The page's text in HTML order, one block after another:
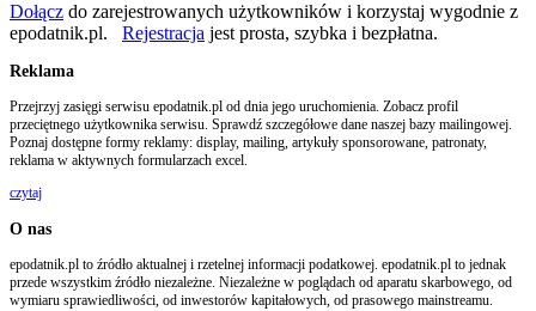
Dołącz do zarejestrowanych użytkowników i korzystaj wygodnie z
epodatnik.pl. Rejestracja jest prosta, szybka i bezpłatna.
Reklama
Przejrzyj zasięgi serwisu epodatnik.pl od dnia jego uruchomienia. Zobacz profil
przeciętnego użytkownika serwisu. Sprawdź szczegółowe dane naszej bazy mailingowej.
Poznaj dostępne formy reklamy: display, mailing, artykuły sponsorowane, patronaty,
reklama w aktywnych formularzach excel.
czytaj
O nas
epodatnik.pl to źródło aktualnej i rzetelnej informacji podatkowej. epodatnik.pl to jednak
przede wszystkim źródło niezależne. Niezależne w poglądach od aparatu skarbowego, od
wymiaru sprawiedliwości, od inwestorów kapitałowych, od prasowego mainstreamu.